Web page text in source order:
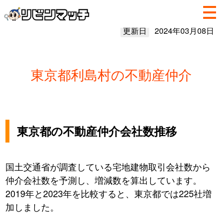
更新日 2024年03月08日
東京都利島村の不動産仲介
東京都の不動産仲介会社数推移
国土交通省が調査している宅地建物取引会社数から
仲介会社数を予測し、増減数を算出しています。
2019年と2023年を比較すると、東京都では225社増
加しました。